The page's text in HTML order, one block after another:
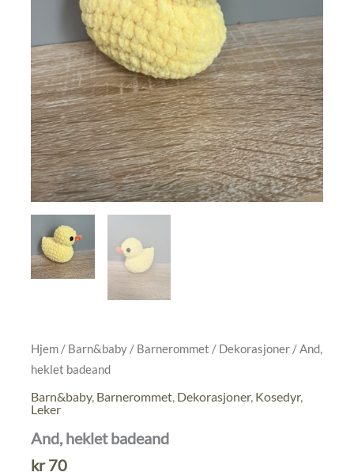
Hjem / Barn&baby / Barnerommet / Dekorasjoner / And,
heklet badeand
Barn&baby, Barnerommet, Dekorasjoner, Kosedyr,
Leker
And, heklet badeand
kr70